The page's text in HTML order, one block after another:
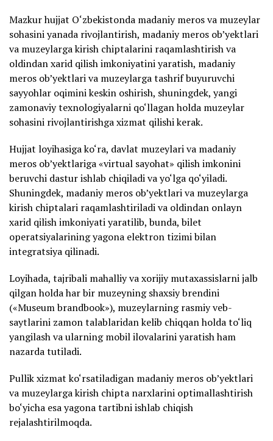
Mazkur hujjat O‘zbekistonda madaniy meros va muzeylar
sohasini yanada rivojlantirish, madaniy meros ob’yektlari
va muzeylarga kirish chiptalarini raqamlashtirish va
oldindan xarid qilish imkoniyatini yaratish, madaniy
meros ob’yektlari va muzeylarga tashrif buyuruvchi
sayyohlar oqimini keskin oshirish, shuningdek, yangi
zamonaviy texnologiyalarni qo‘llagan holda muzeylar
sohasini rivojlantirishga xizmat qilishi kerak.
Hujjat loyihasiga ko‘ra, davlat muzeylari va madaniy
meros ob’yektlariga «virtual sayohat» qilish imkonini
beruvchi dastur ishlab chiqiladi va yo‘lga qo‘yiladi.
Shuningdek, madaniy meros ob’yektlari va muzeylarga
kirish chiptalari raqamlashtiriladi va oldindan onlayn
xarid qilish imkoniyati yaratilib, bunda, bilet
operatsiyalarining yagona elektron tizimi bilan
integratsiya qilinadi.
Loyihada, tajribali mahalliy va xorijiy mutaxassislarni jalb
qilgan holda har bir muzeyning shaxsiy brendini
(«Museum brandbook»), muzeylarning rasmiy veb-
saytlarini zamon talablaridan kelib chiqqan holda to‘liq
yangilash va ularning mobil ilovalarini yaratish ham
nazarda tutiladi.
Pullik xizmat ko‘rsatiladigan madaniy meros ob’yektlari
va muzeylarga kirish chipta narxlarini optimallashtirish
bo‘yicha esa yagona tartibni ishlab chiqish
rejalashtirilmoqda.